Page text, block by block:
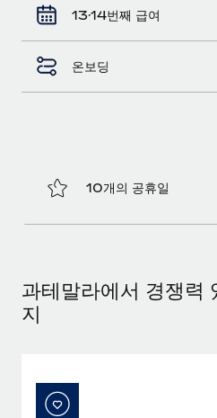
글로벌 인재 이동 및 전근
복리후생
손쉬운 직원 복리후생 관리
블로그 둘러보기
장 적합 사람을 찾아 채용 및 관리
에게는 흥미롭고 전문적인 비디오
니다. 그러나 대부분의 회사들은 그
13·14번째 급여
온보딩
10개의 공휴일
과테말라에서 경쟁력
지